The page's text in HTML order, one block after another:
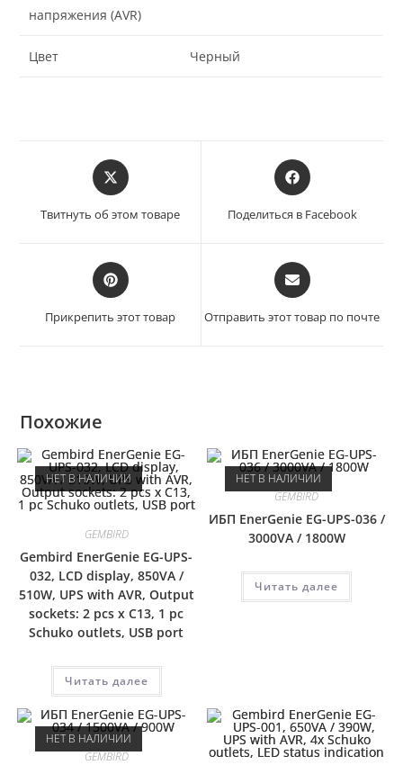
напряжения (AVR)
Цвет Черный
Твитнуть об этом товаре Поделиться в Facebook
Прикрепить этот товар Отправить этот товар по почте
Похожие
НЕТ В НАЛИЧИИ
GEMBIRD
Gembird EnerGenie EG-UPS-
032, LCD display, 850VA /
510W, UPS with AVR, Output
sockets: 2 pcs x C13, 1 pc
Schuko outlets, USB port
Читать далее
НЕТ В НАЛИЧИИ
GEMBIRD
ИБП EnerGenie EG-UPS-036 /
3000VA / 1800W
Читать далее
НЕТ В НАЛИЧИИ
GEMBIRD